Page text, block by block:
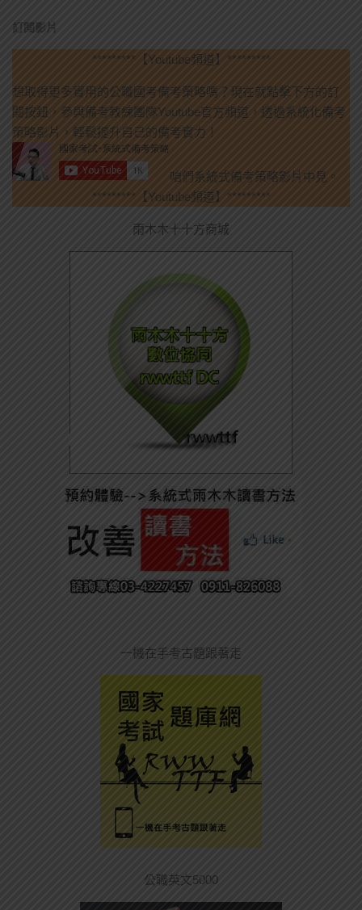
訂閱影片
*********【Youtube頻道】*********
想取得更多實用的公職國考備考策略嗎？現在就點擊下方的訂
閱按鈕，參與備考教練團隊Youtube官方頻道，透過系統化備考
策略影片，輕鬆提升自己的備考實力！
咱們系統式備考策略影片中見。
*********【Youtube頻道】*********
雨木木十十方商城
一機在手考古題跟著走
公職英文5000